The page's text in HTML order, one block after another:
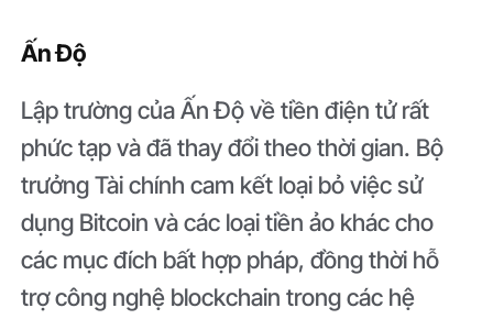
Ấn Độ
Lập trường của Ấn Độ về tiền điện tử rất
phức tạp và đã thay đổi theo thời gian. Bộ
trưởng Tài chính cam kết loại bỏ việc sử
dụng Bitcoin và các loại tiền ảo khác cho
các mục đích bất hợp pháp, đồng thời hỗ
trợ công nghệ blockchain trong các hệ